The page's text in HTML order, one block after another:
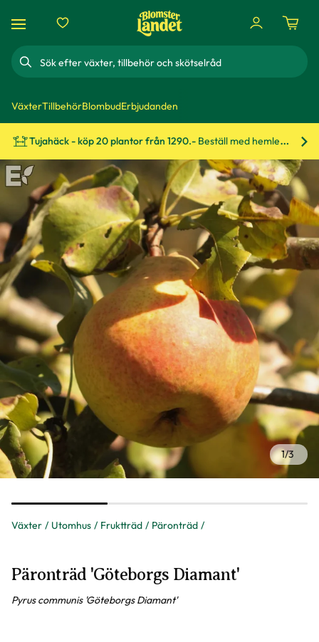
Sök
VäxterTillbehörBlombudErbjudanden
Tujahäck - köp 20 plantor från 1290.- Beställ med hemleverans!
Växter Utomhus Fruktträd Päronträd
1/3
Päronträd 'Göteborgs Diamant'
Pyrus communis 'Göteborgs Diamant'